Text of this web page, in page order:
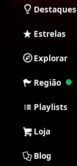
Destaques
Estrelas
Explorar
Região
Playlists
Loja
Blog